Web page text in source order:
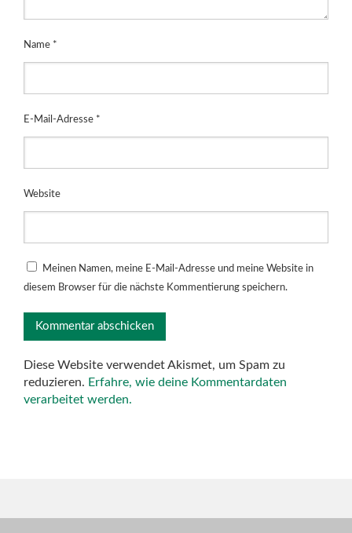
Name *
E-Mail-Adresse *
Website
Meinen Namen, meine E-Mail-Adresse und meine Website in
diesem Browser für die nächste Kommentierung speichern.
Diese Website verwendet Akismet, um Spam zu
reduzieren. Erfahre, wie deine Kommentardaten
verarbeitet werden.